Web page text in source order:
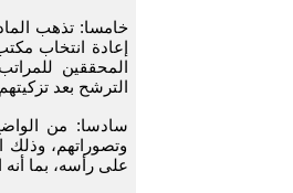
إعادة انتخاب
المحققين
الترشح بعد
سادسا: من
وتصوراتهم،
على رأسه، بما أنه